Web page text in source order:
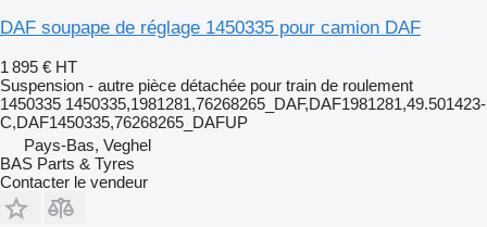
DAF soupape de réglage 1450335 pour camion DAF
1 895 € HT
Suspension - autre pièce détachée pour train de roulement
1450335 1450335,1981281,76268265_DAF,DAF1981281,49.501423-
C,DAF1450335,76268265_DAFUP
Pays-Bas, Veghel
BAS Parts & Tyres
Contacter le vendeur